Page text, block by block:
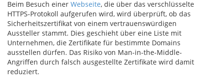
Beim Besuch einer Webseite, die über das verschlüsselte
HTTPS-Protokoll aufgerufen wird, wird überprüft, ob das
Sicherheitszertifikat von einem vertrauenswürdigen
Aussteller stammt. Dies geschieht über eine Liste mit
Unternehmen, die Zertifikate für bestimmte Domains
ausstellen dürfen. Das Risiko von Man-in-the-Middle-
Angriffen durch falsch ausgestellte Zertifikate wird damit
reduziert.